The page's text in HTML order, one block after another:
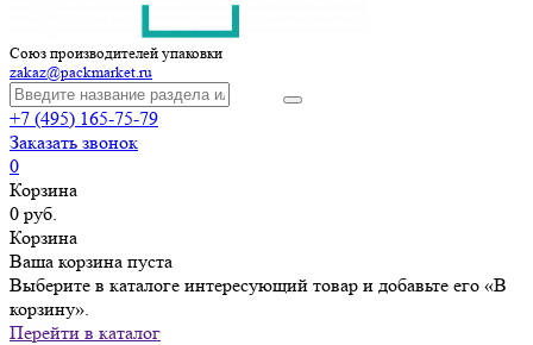
Союз производителей упаковки
zakaz@packmarket.ru
+7 (495) 165-75-79
Заказать звонок
0
Корзина
0 руб.
Корзина
Ваша корзина пуста
Выберите в каталоге интересующий товар и добавьте его «В
корзину».
Перейти в каталог